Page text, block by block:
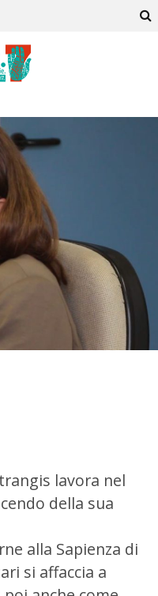
lavora nel
della sua
alla Sapienza di
si affaccia a